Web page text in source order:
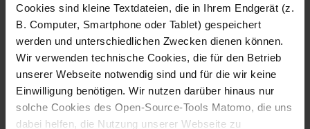
Cookies sind kleine Textdateien, die in Ihrem Endgerät (z.
B. Computer, Smartphone oder Tablet) gespeichert
werden und unterschiedlichen Zwecken dienen können.
Wir verwenden technische Cookies, die für den Betrieb
unserer Webseite notwendig sind und für die wir keine
Einwilligung benötigen. Wir nutzen darüber hinaus nur
solche Cookies des Open-Source-Tools Matomo, die uns
dabei helfen, die Nutzung unserer Webseite zu
Fotografo: Lorenz
Sternbach
Download
Fotografo: Lorenz
Sternbach
Download